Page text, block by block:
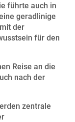
führte auch in
geradlinige
der
für den
Reise an die
nach der
zentrale